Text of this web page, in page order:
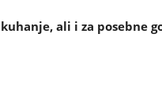
ali i za posebne